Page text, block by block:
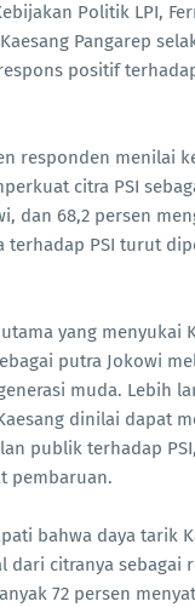
Politik LPI,
Pangarep
positif
responden menilai
citra PSI
dan 68,2 persen
terhadap PSI turut
yang menyukai
putra Jokowi
muda. Lebih
dinilai dapat
publik terhadap
pembaruan.
bahwa daya tarik
dari citranya sebagai
72 persen